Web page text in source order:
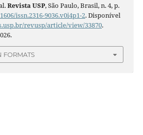
Revista USP, São Paulo, Brasil, n. 4, p.
issn.2316-9036.v0i4p1-2. Disponível
revusp/article/view/33870.
FORMATS